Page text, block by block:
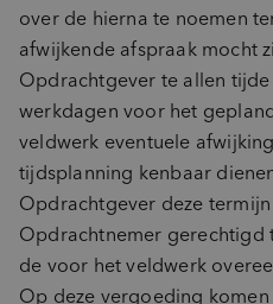
over de hierna te noemen
afwijkende afspraak mocht
Opdrachtgever te allen
werkdagen voor het
veldwerk eventuele
tijdsplanning kenbaar
Opdrachtgever deze
Opdrachtnemer gerechtigd
de voor het veldwerk
Op deze vergoeding